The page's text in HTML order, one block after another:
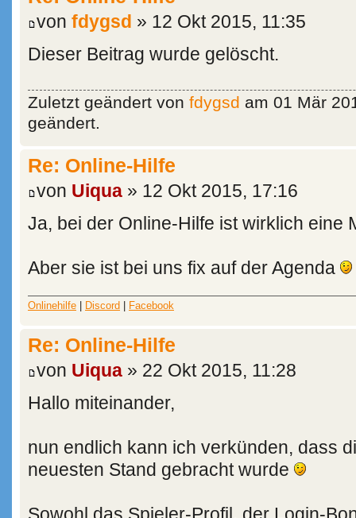
von fdygsd » 12 Okt 2015, 11:35
Dieser Beitrag wurde gelöscht.
Zuletzt geändert von fdygsd am 01 Mär
geändert.
Re: Online-Hilfe
von Uiqua » 12 Okt 2015, 17:16
Ja, bei der Online-Hilfe ist wirklich eine
Aber sie ist bei uns fix auf der Agenda
Onlinehilfe | Discord | Facebook
Re: Online-Hilfe
von Uiqua » 22 Okt 2015, 11:28
Hallo miteinander,
nun endlich kann ich verkünden, dass
neuesten Stand gebracht wurde
Sowohl das Spieler-Profil, der Login-